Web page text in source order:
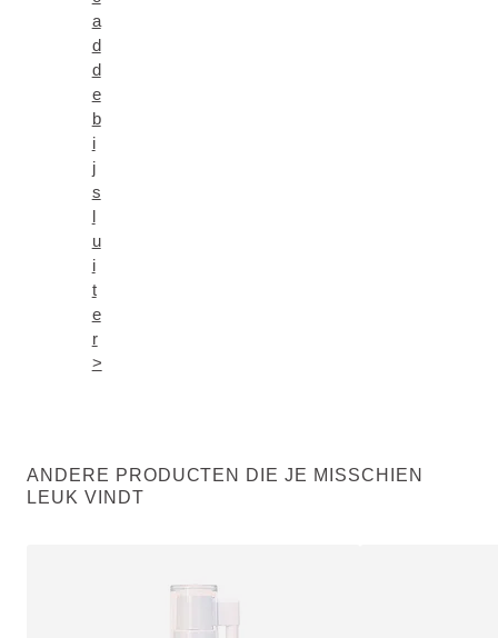
a
d
d
e
b
i
j
s
l
u
i
t
e
r
>
ANDERE PRODUCTEN DIE JE MISSCHIEN
LEUK VINDT